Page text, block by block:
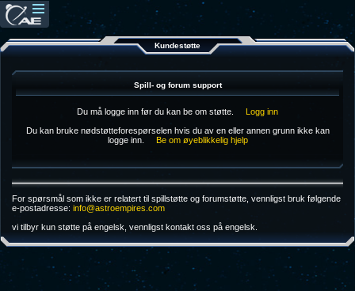
Kundestøtte
Spill- og forum support
Du må logge inn før du kan be om støtte. Logg inn
Du kan bruke nødstøtteforespørselen hvis du av en eller annen grunn ikke kan
logge inn.
Be om øyeblikkelig hjelp
For spørsmål som ikke er relatert til spillstøtte og forumstøtte, vennligst bruk følgende
e-postadresse: info@astroempires.com
vi tilbyr kun støtte på engelsk, vennligst kontakt oss på engelsk.